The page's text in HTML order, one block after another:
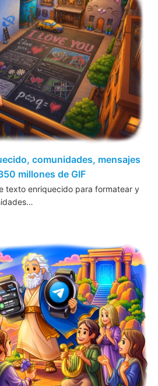
comunidades, mensajes
millones de GIF
texto enriquecido para formatear y